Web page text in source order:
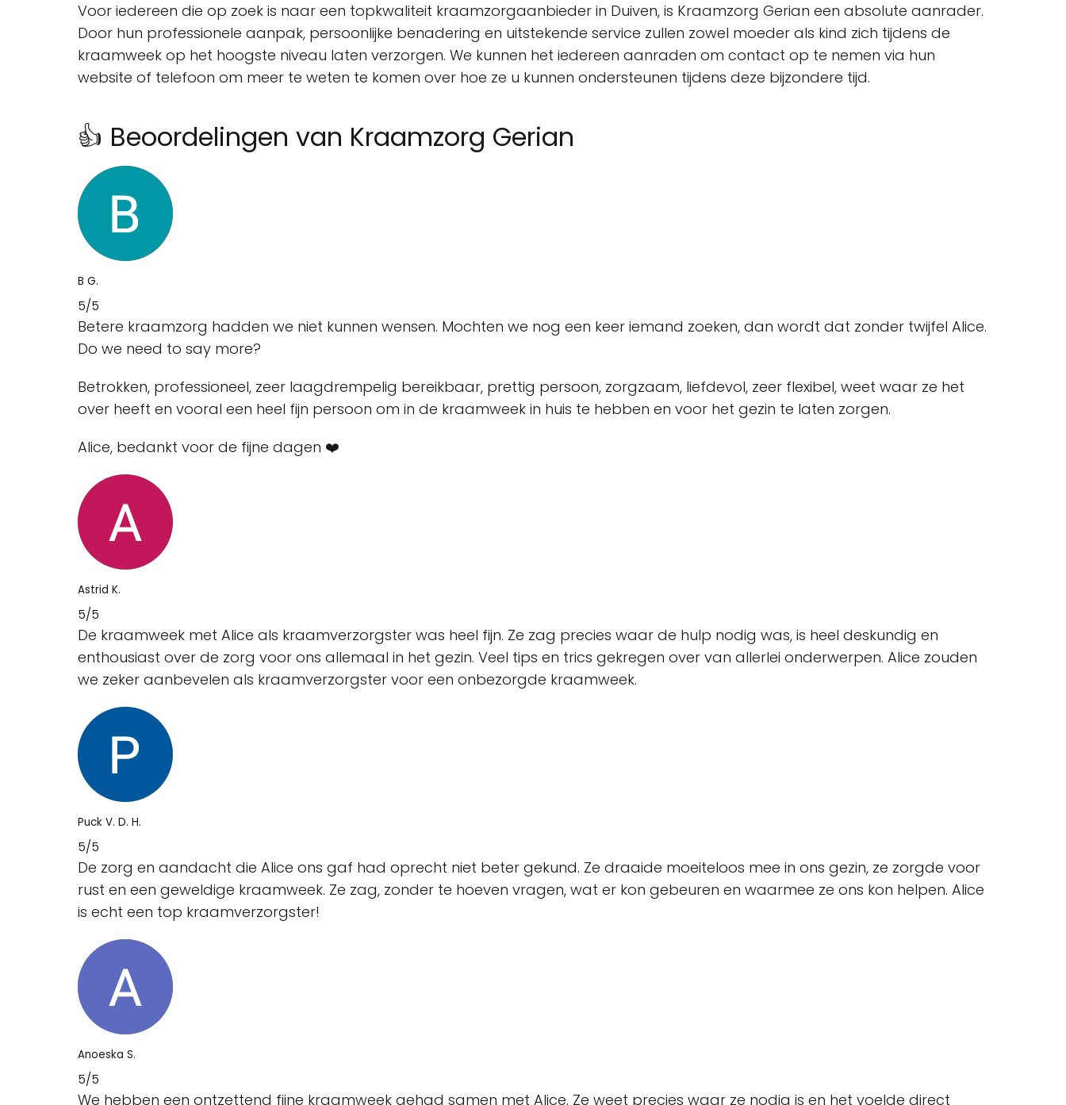
Voor iedereen die op zoek is naar een topkwaliteit kraamzorgaanbieder in Duiven, is Kraamzorg Gerian een absolute aanrader.
Door hun professionele aanpak, persoonlijke benadering en uitstekende service zullen zowel moeder als kind zich tijdens de
kraamweek op het hoogste niveau laten verzorgen. We kunnen het iedereen aanraden om contact op te nemen via hun
website of telefoon om meer te weten te komen over hoe ze u kunnen ondersteunen tijdens deze bijzondere tijd.
👍 Beoordelingen van Kraamzorg Gerian
B G.
5/5
Betere kraamzorg hadden we niet kunnen wensen. Mochten we nog een keer iemand zoeken, dan wordt dat zonder twijfel Alice.
Do we need to say more?
Betrokken, professioneel, zeer laagdrempelig bereikbaar, prettig persoon, zorgzaam, liefdevol, zeer flexibel, weet waar ze het
over heeft en vooral een heel fijn persoon om in de kraamweek in huis te hebben en voor het gezin te laten zorgen.
Alice, bedankt voor de fijne dagen ❤️
Astrid K.
5/5
De kraamweek met Alice als kraamverzorgster was heel fijn. Ze zag precies waar de hulp nodig was, is heel deskundig en
enthousiast over de zorg voor ons allemaal in het gezin. Veel tips en trics gekregen over van allerlei onderwerpen. Alice zouden
we zeker aanbevelen als kraamverzorgster voor een onbezorgde kraamweek.
Puck V. D. H.
5/5
De zorg en aandacht die Alice ons gaf had oprecht niet beter gekund. Ze draaide moeiteloos mee in ons gezin, ze zorgde voor
rust en een geweldige kraamweek. Ze zag, zonder te hoeven vragen, wat er kon gebeuren en waarmee ze ons kon helpen. Alice
is echt een top kraamverzorgster!
Anoeska S.
5/5
We hebben een ontzettend fijne kraamweek gehad samen met Alice. Ze weet precies waar ze nodig is en het voelde direct